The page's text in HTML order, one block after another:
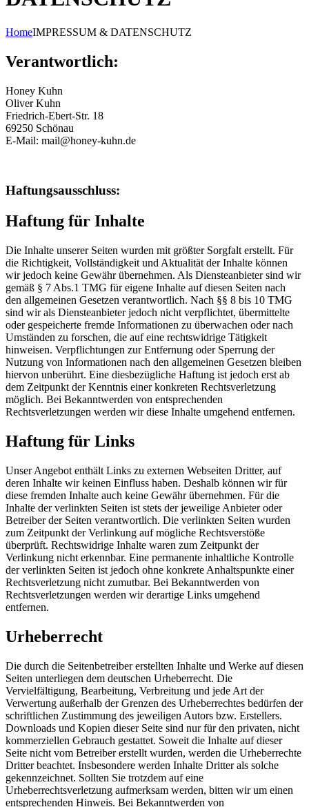
HomeIMPRESSUM & DATENSCHUTZ
Verantwortlich:
Honey Kuhn
OliverKuhn
Friedrich-Ebert-Str. 18
69250 Schönau
E-Mail: mail@honey-kuhn.de
Haftungsausschluss:
Haftung für Inhalte
Die Inhalte unserer Seiten wurden mit größter Sorgfalt erstellt. Für
die Richtigkeit, Vollständigkeit und Aktualität der Inhalte können
wir jedoch keine Gewähr übernehmen. Als Diensteanbieter sind wir
gemäß § 7 Abs.1 TMG für eigene Inhalte auf diesen Seiten nach
den allgemeinen Gesetzen verantwortlich. Nach §§ 8 bis 10 TMG
sind wir als Diensteanbieter jedoch nicht verpflichtet, übermittelte
oder gespeicherte fremde Informationen zu überwachen oder nach
Umständen zu forschen, die auf eine rechtswidrige Tätigkeit
hinweisen. Verpflichtungen zur Entfernung oder Sperrung der
Nutzung von Informationen nach den allgemeinen Gesetzen bleiben
hiervon unberührt. Eine diesbezügliche Haftung ist jedoch erst ab
dem Zeitpunkt der Kenntnis einer konkreten Rechtsverletzung
möglich. Bei Bekanntwerden von entsprechenden
Rechtsverletzungen werden wir diese Inhalte umgehend entfernen.
Haftung für Links
Unser Angebot enthält Links zu externen Webseiten Dritter, auf
deren Inhalte wir keinen Einfluss haben. Deshalb können wir für
diese fremden Inhalte auch keine Gewähr übernehmen. Für die
Inhalte der verlinkten Seiten ist stets der jeweilige Anbieter oder
Betreiber der Seiten verantwortlich. Die verlinkten Seiten wurden
zum Zeitpunkt der Verlinkung auf mögliche Rechtsverstöße
überprüft. Rechtswidrige Inhalte waren zum Zeitpunkt der
Verlinkung nicht erkennbar. Eine permanente inhaltliche Kontrolle
der verlinkten Seiten ist jedoch ohne konkrete Anhaltspunkte einer
Rechtsverletzung nicht zumutbar. Bei Bekanntwerden von
Rechtsverletzungen werden wir derartige Links umgehend
entfernen.
Urheberrecht
Die durch die Seitenbetreiber erstellten Inhalte und Werke auf diesen
Seiten unterliegen dem deutschen Urheberrecht. Die
Vervielfältigung, Bearbeitung, Verbreitung und jede Art der
Verwertung außerhalb der Grenzen des Urheberrechtes bedürfen der
schriftlichen Zustimmung des jeweiligen Autors bzw. Erstellers.
Downloads und Kopien dieser Seite sind nur für den privaten, nicht
kommerziellen Gebrauch gestattet. Soweit die Inhalte auf dieser
Seite nicht vom Betreiber erstellt wurden, werden die Urheberrechte
Dritter beachtet. Insbesondere werden Inhalte Dritter als solche
gekennzeichnet. Sollten Sie trotzdem auf eine
Urheberrechtsverletzung aufmerksam werden, bitten wir um einen
entsprechenden Hinweis. Bei Bekanntwerden von